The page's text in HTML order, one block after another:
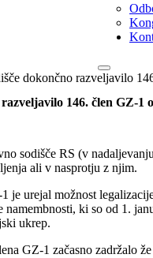
dokončno razveljavilo
146. člen GZ‑1
sodišče RS (v
ali v nasprotju z njim.
je urejal možnost
namembnosti, ki so od 1.
ukrep.
GZ-1 začasno zadržalo